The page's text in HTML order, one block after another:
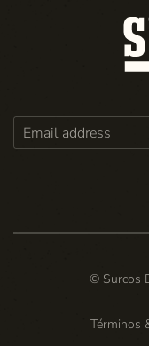
© Surcos
Términos